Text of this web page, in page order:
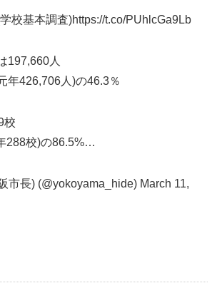
校基本調査)https://t.co/PUhlcGa9Lb
197,660人
年426,706人)の46.3％
校
288校)の86.5%…
市長) (@yokoyama_hide) March 11,